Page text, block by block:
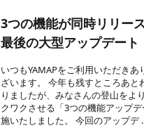
3つの機能が同時リリー
最後の大型アップデート
いつもYAMAPをご利用いただきあ
ざいます。 今年も残すところあと
りましたが、みなさんの登山をよ
クワクさせる「3つの機能アップ
施いたしました。 今回のアップデ